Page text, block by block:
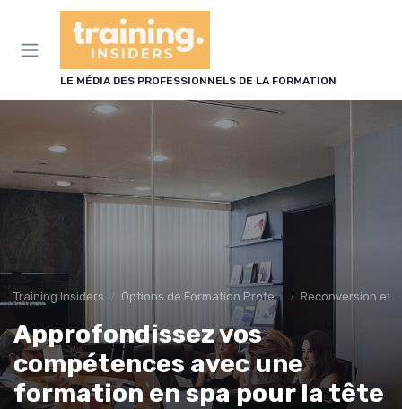
LE MÉDIA DES PROFESSIONNELS DE LA FORMATION
Training Insiders Options de Formation Professionnelle Reconversion et
Approfondissez vos
compétences avec une
formation en spa pour la tête
Panneau de gestion des cookies